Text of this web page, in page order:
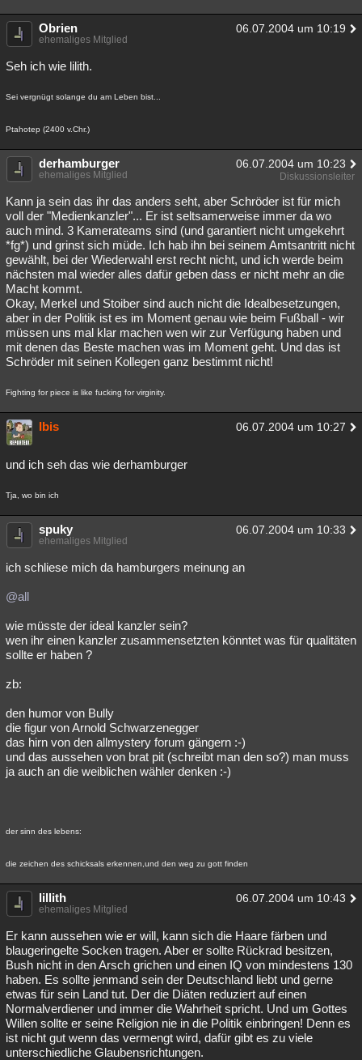
Obrien 06.07.2004 um 10:19
ehemaliges Mitglied
Seh ich wie lilith.
Sei vergnügt solange du am Leben bist...
Ptahotep (2400 v.Chr.)
derhamburger 06.07.2004 um 10:23
ehemaliges Mitglied Diskussionsleiter
Kann ja sein das ihr das anders seht, aber Schröder ist für mich
voll der "Medienkanzler"... Er ist seltsamerweise immer da wo
auch mind. 3 Kamerateams sind (und garantiert nicht umgekehrt
*fg*) und grinst sich müde. Ich hab ihn bei seinem Amtsantritt nicht
gewählt, bei der Wiederwahl erst recht nicht, und ich werde beim
nächsten mal wieder alles dafür geben dass er nicht mehr an die
Macht kommt.
Okay, Merkel und Stoiber sind auch nicht die Idealbesetzungen,
aber in der Politik ist es im Moment genau wie beim Fußball - wir
müssen uns mal klar machen wen wir zur Verfügung haben und
mit denen das Beste machen was im Moment geht. Und das ist
Schröder mit seinen Kollegen ganz bestimmt nicht!
Fighting for piece is like fucking for virginity.
Ibis 06.07.2004 um 10:27
und ich seh das wie derhamburger
Tja, wo bin ich
spuky 06.07.2004 um 10:33
ehemaliges Mitglied
ich schliese mich da hamburgers meinung an
@all
wie müsste der ideal kanzler sein?
wen ihr einen kanzler zusammensetzten könntet was für qualitäten
sollte er haben ?
zb:
den humor von Bully
die figur von Arnold Schwarzenegger
das hirn von den allmystery forum gängern :-)
und das aussehen von brat pit (schreibt man den so?) man muss
ja auch an die weiblichen wähler denken :-)
der sinn des lebens:
die zeichen des schicksals erkennen,und den weg zu gott finden
lillith 06.07.2004 um 10:43
ehemaliges Mitglied
Er kann aussehen wie er will, kann sich die Haare färben und
blaugeringelte Socken tragen. Aber er sollte Rückrad besitzen,
Bush nicht in den Arsch grichen und einen IQ von mindestens 130
haben. Es sollte jenmand sein der Deutschland liebt und gerne
etwas für sein Land tut. Der die Diäten reduziert auf einen
Normalverdiener und immer die Wahrheit spricht. Und um Gottes
Willen sollte er seine Religion nie in die Politik einbringen! Denn es
ist nicht gut wenn das vermengt wird, dafür gibt es zu viele
unterschiedliche Glaubensrichtungen.